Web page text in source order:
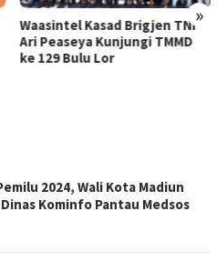
»
TNI
KEJAR TARGET
SASARAN FISIK,
DAN WARGA BULU LOR
2024, Wali Kota Madiun
Kominfo Pantau Medsos